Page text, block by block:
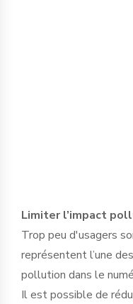
Limiter l’impact
Trop peu d'usagers
représentent l’une
pollution dans le
Il est possible de